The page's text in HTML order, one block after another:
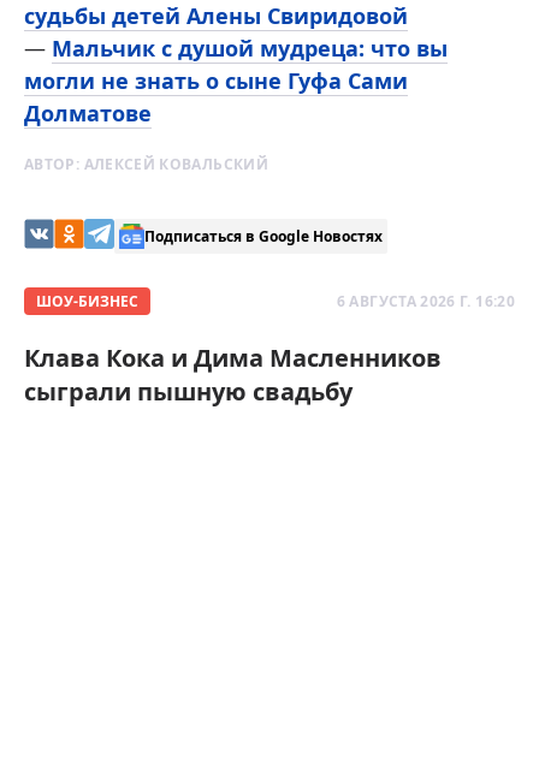
судьбы детей Алены Свиридовой
— Мальчик с душой мудреца: что вы
могли не знать о сыне Гуфа Сами
Долматове
АВТОР: АЛЕКСЕЙ КОВАЛЬСКИЙ
Подписаться в Google Новостях
ШОУ-БИЗНЕС 6 АВГУСТА 2026 Г. 16:20
Клава Кока и Дима Масленников
сыграли пышную свадьбу